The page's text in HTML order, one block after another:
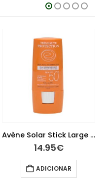
Avène Solar Stick Large 50+ 8g
14.95€
ADICIONAR